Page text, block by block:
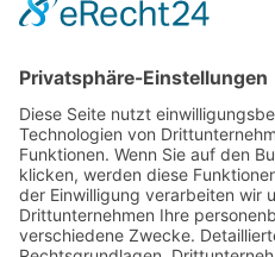
Service-Hotline
Vertrag widerrufen